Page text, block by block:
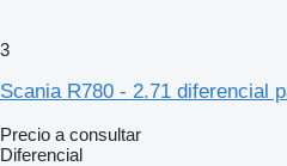
3
Scania R780 - 2.71 diferencial
Precio a consultar
Diferencial